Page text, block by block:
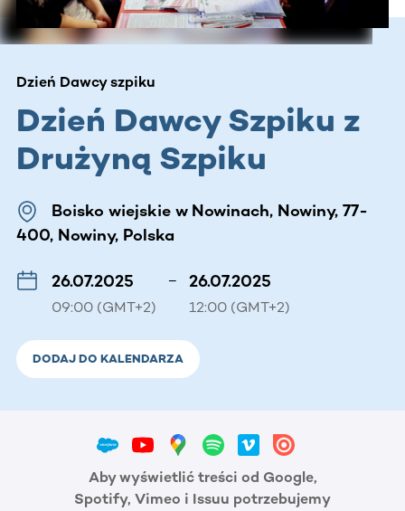
Dzień Dawcy szpiku
Dzień Dawcy Szpiku z
Drużyną Szpiku
Boisko wiejskie w Nowinach, Nowiny, 77-
400, Nowiny, Polska
26.07.2025
09:00 (GMT+2)
– 26.07.2025
12:00 (GMT+2)
DODAJ DO KALENDARZA
Aby wyświetlić treści od Google,
Spotify, Vimeo i Issuu potrzebujemy